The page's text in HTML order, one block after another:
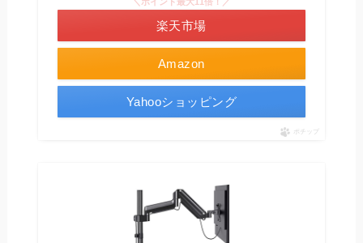
Amazon
＼ポイント最大11倍！／
楽天市場
Yahooショッピング
ポチップ